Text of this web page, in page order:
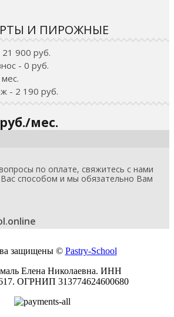
И ПИРОЖНЫЕ
900 руб.
- 0 руб.
- 2 190 руб.
мес.
по оплате, свяжитесь с нами
способом и мы обязательно Вам
защищены © Pаstry-School
Елена Николаевна. ИНН
ОГРНИП 313774624600680